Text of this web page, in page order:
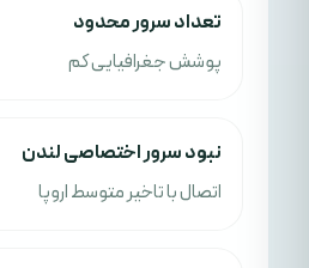
تعداد سرور محدود
پوشش جغرافیایی کم
نبود سرور اختصاصی لندن
اتصال با تاخیر متوسط اروپا